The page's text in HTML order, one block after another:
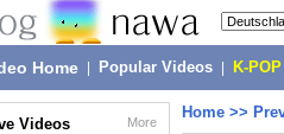
Home Popular Videos K-POP
Videos More
Home >>